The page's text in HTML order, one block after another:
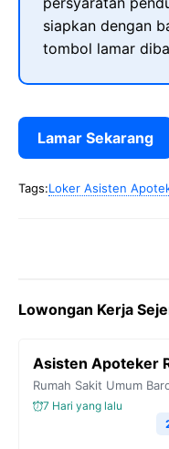
siapkan dengan
tombol lamar
Lamar Sekarang
Tags:Loker Asisten
Lowongan Kerja
Asisten Apoteker
Rumah Sakit Umum
7 Hari yang lalu